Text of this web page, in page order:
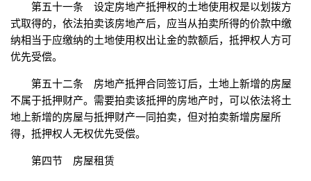
第五十一条 设定房地产抵押权的土地使用权是以划拨方
式取得的，依法拍卖该房地产后，应当从拍卖所得的价款中缴
纳相当于应缴纳的土地使用权出让金的款额后，抵押权人方可
优先受偿。
第五十二条 房地产抵押合同签订后，土地上新增的房屋
不属于抵押财产。需要拍卖该抵押的房地产时，可以依法将土
地上新增的房屋与抵押财产一同拍卖，但对拍卖新增房屋所
得，抵押权人无权优先受偿。
第四节 房屋租赁